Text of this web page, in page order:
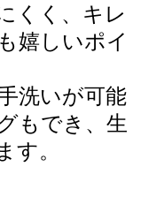
くく、キレ
嬉しいポイ
洗いが可能
もでき、生
す。